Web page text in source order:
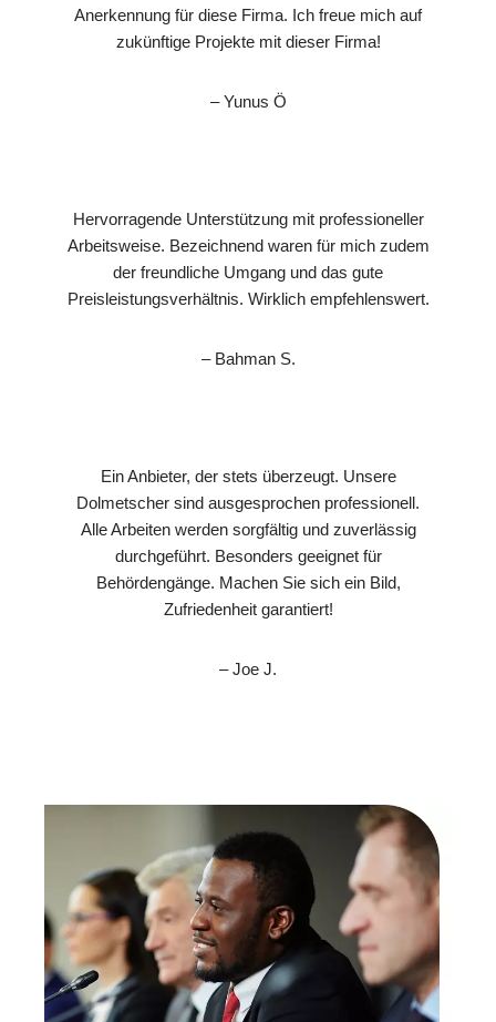
Anerkennung für diese Firma. Ich freue mich auf
zukünftige Projekte mit dieser Firma!
– Yunus Ö
Hervorragende Unterstützung mit professioneller
Arbeitsweise. Bezeichnend waren für mich zudem
der freundliche Umgang und das gute
Preisleistungsverhältnis. Wirklich empfehlenswert.
– Bahman S.
Ein Anbieter, der stets überzeugt. Unsere
Dolmetscher sind ausgesprochen professionell.
Alle Arbeiten werden sorgfältig und zuverlässig
durchgeführt. Besonders geeignet für
Behördengänge. Machen Sie sich ein Bild,
Zufriedenheit garantiert!
– Joe J.